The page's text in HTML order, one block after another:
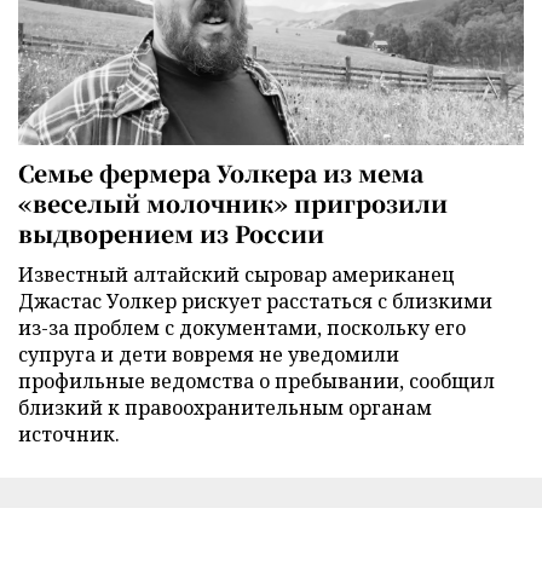
Семье фермера Уолкера из мема
«веселый молочник» пригрозили
выдворением из России
Известный алтайский сыровар американец
Джастас Уолкер рискует расстаться с близкими
из-за проблем с документами, поскольку его
супруга и дети вовремя не уведомили
профильные ведомства о пребывании, сообщил
близкий к правоохранительным органам
источник.